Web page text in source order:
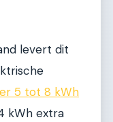
levert dit
5 tot 8 kWh
kWh extra